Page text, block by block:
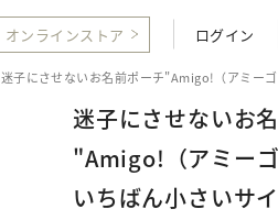
オンラインストア ログイン
迷子にさせないお名前ポーチ"Amigo!（アミー
迷子にさせないお
"Amigo!（アミー
いちばん小さいサ